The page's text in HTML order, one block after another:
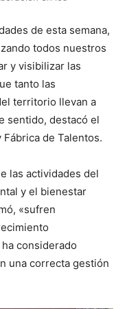
de esta semana,
todos nuestros
y visibilizar las
tanto las
territorio llevan a
sentido, destacó el
de Talentos.
las actividades del
y el bienestar
«sufren
considerado
una correcta gestión